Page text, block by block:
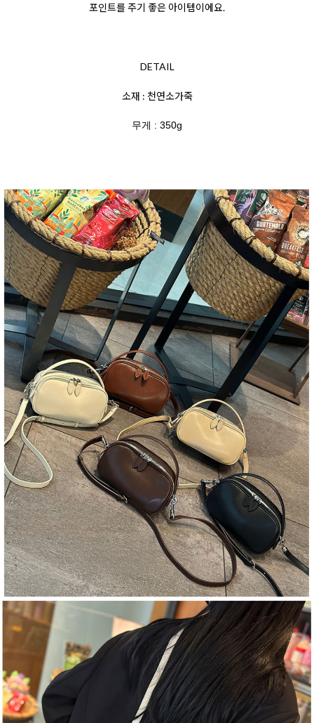
포인트를 주기 좋은 아이템이에요.
DETAIL
소재 : 천연소가죽
무게 : 350g